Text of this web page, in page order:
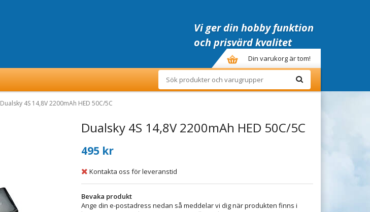
Vi ger din hobby funktion
och prisvärd kvalitet
Din varukorg är tom!
Dualsky 4S 14,8V 2200mAh HED 50C/5C
Dualsky 4S 14,8V 2200mAh HED 50C/5C
495 kr
Kontakta oss för leveranstid
Bevaka produkt
Ange din e-postadress nedan så meddelar vi dig när produkten finns i